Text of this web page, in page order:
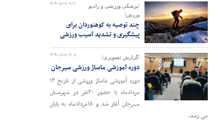
۱۴۰۴-۰۵-۱۸ ۰۹:۱۱
/پزشکی ورزشی و رادیو
ورزش/
چند توصیه به کوهنوردان برای
پیشگیری و تشدید آسیب ورزشی
۱۴۰۴-۰۵-۱۸ ۰۹:۰۵ /گزارش تصویری/
دوره آموزشی ماساژ ورزشی سیرجان
دوره آموزشی ماساژ ورزشی از تاریخ ۱۳
مردادماه با حضور ۳۰نفر در شهرستان
سیرجان آغاز شد و ۱۸مردادماه به پایان
می رسد.